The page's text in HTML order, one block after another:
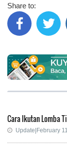
Share to:
Cara Ikutan Lomba
Update|February